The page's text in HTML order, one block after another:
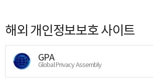
해외 개인정보보호 사이트
GPA
Global Privacy Assembly